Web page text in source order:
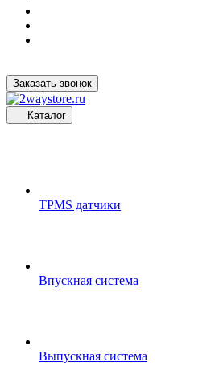
Заказать звонок
Каталог
TPMS датчики
Впускная система
Выпускная система